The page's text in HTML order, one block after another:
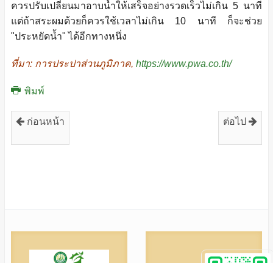
ควรปรับเปลี่ยนมาอาบน้ำให้เสร็จอย่างรวดเร็วไม่เกิน 5 นาที
แต่ถ้าสระผมด้วยก็ควรใช้เวลาไม่เกิน 10 นาที ก็จะช่วย
"ประหยัดน้ำ" ได้อีกทางหนึ่ง
ที่มา: การประปาส่วนภูมิภาค, https://www.pwa.co.th/
พิมพ์
ก่อนหน้า ต่อไป